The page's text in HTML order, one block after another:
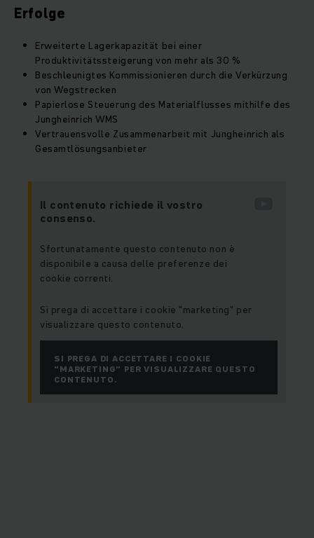
Erfolge
Erweiterte Lagerkapazität bei einer
Produktivitätssteigerung von mehr als 30 %
Beschleunigtes Kommissionieren durch die Verkürzung
von Wegstrecken
Papierlose Steuerung des Materialflusses mithilfe des
Jungheinrich WMS
Vertrauensvolle Zusammenarbeit mit Jungheinrich als
Gesamtlösungsanbieter
Il contenuto richiede il vostro
consenso.
Sfortunatamente questo contenuto non è
disponibile a causa delle preferenze dei
cookie correnti.
Si prega di accettare i cookie "marketing" per
visualizzare questo contenuto.
SI PREGA DI ACCETTARE I COOKIE
"MARKETING" PER VISUALIZZARE QUESTO
CONTENUTO.